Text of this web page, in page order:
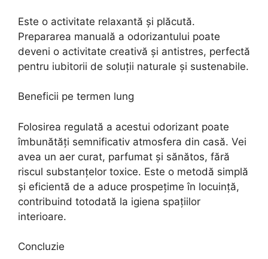
Este o activitate relaxantă și plăcută.
Prepararea manuală a odorizantului poate
deveni o activitate creativă și antistres, perfectă
pentru iubitorii de soluții naturale și sustenabile.
Beneficii pe termen lung
Folosirea regulată a acestui odorizant poate
îmbunătăți semnificativ atmosfera din casă. Vei
avea un aer curat, parfumat și sănătos, fără
riscul substanțelor toxice. Este o metodă simplă
și eficientă de a aduce prospețime în locuință,
contribuind totodată la igiena spațiilor
interioare.
Concluzie